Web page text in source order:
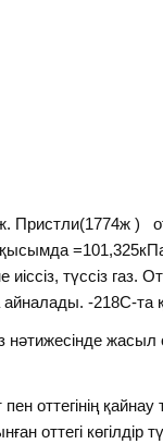
)
иіссіз, түссіз газ.
айналады. -218С-та
нәтижесінде жасыл
оттегінің
көгілдір